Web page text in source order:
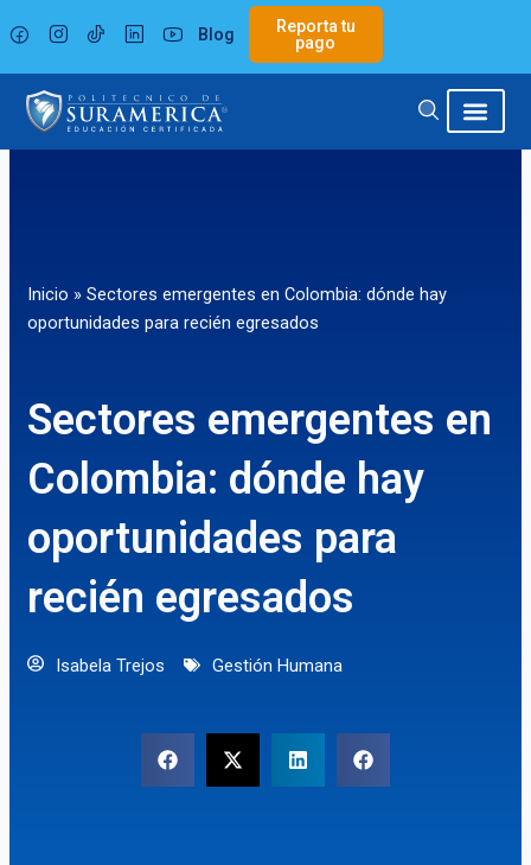
al
contenido
Blog
Reporta tu
pago
Inicio » Sectores emergentes en Colombia: dónde hay
oportunidades para recién egresados
Sectores emergentes en
Colombia: dónde hay
oportunidades para
recién egresados
Isabela Trejos Gestión Humana